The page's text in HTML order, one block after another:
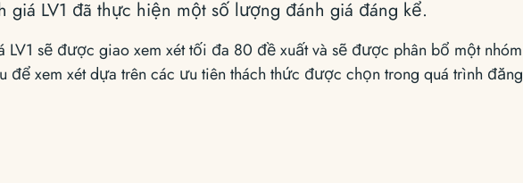
giá LV1 đã thực hiện một số lượng đánh giá đáng kể.
sẽ được giao xem xét tối đa 80 đề xuất và sẽ được phân bổ một nhóm
để xem xét dựa trên các ưu tiên thách thức được chọn trong quá trình đăng